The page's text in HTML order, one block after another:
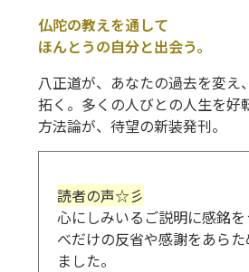
仏陀の教えを通して
ほんとうの自分と出会う。
八正道が、あなたの過去を変え
拓く。 多くの人びとの人生を好
方法論が、待望の新装発刊。
読者の声☆彡
心にしみいるご説明に感銘
べだけの反省や感謝をあら
ました。